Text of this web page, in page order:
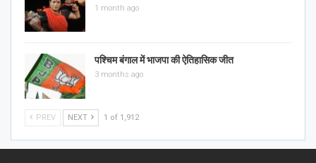
1 month ago
पश्चिम बंगाल में भाजपा की ऐतिहासिक जीत
3 months ago
PREV NEXT 1 of 1,912